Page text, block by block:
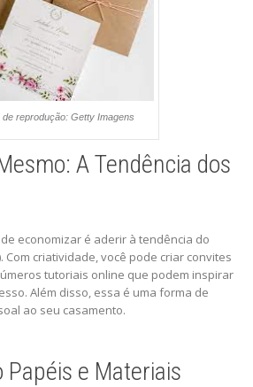
de reprodução: Getty Imagens
A Tendência dos
economizar é aderir à tendência do
Com criatividade, você pode criar convites
tutoriais online que podem inspirar
Além disso, essa é uma forma de
ao seu casamento.
Papéis e Materiais